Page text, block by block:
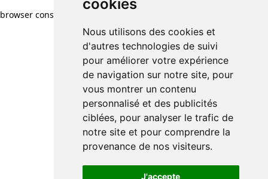
cookies
Nous utilisons des cookies et
d'autres technologies de suivi
pour améliorer votre expérience
de navigation sur notre site, pour
vous montrer un contenu
personnalisé et des publicités
ciblées, pour analyser le trafic de
notre site et pour comprendre la
provenance de nos visiteurs.
J'accepte
browser console for more information)